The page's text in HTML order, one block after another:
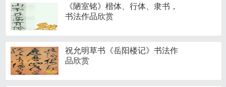
《陋室铭》楷体、行体、隶书，
书法作品欣赏
祝允明草书《岳阳楼记》书法作
品欣赏